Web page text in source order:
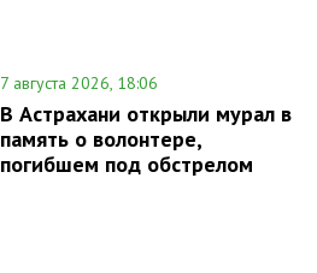
7 августа 2026, 18:06
В Астрахани открыли мурал в
память о волонтере,
погибшем под обстрелом